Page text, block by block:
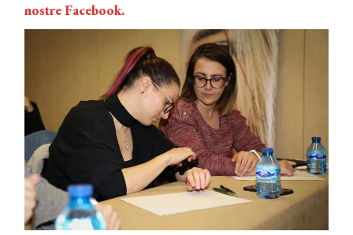
nostre Facebook.